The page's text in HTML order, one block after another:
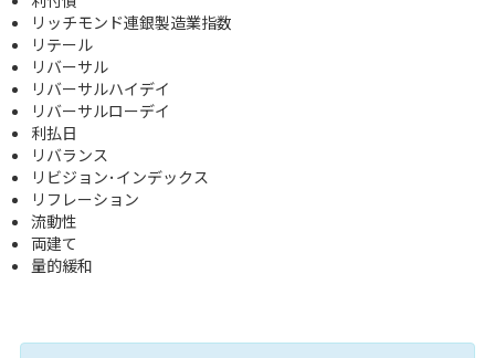
リッチモンド連銀製造業指数
リテール
リバーサル
リバーサルハイデイ
リバーサルローデイ
利払日
リバランス
リビジョン･インデックス
リフレーション
流動性
両建て
量的緩和